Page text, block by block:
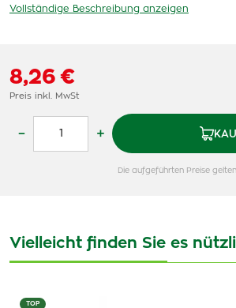
Vollständige Beschreibung anzeigen
8,26 €
Preis inkl. MwSt
– +
Die aufgeführten Preise
Vielleicht finden Sie es
TOP